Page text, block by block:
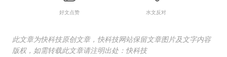
好文点赞 水文反对
此文章为快科技原创文章，快科技网站保留文章图片及文字内容
版权，如需转载此文章请注明出处：快科技